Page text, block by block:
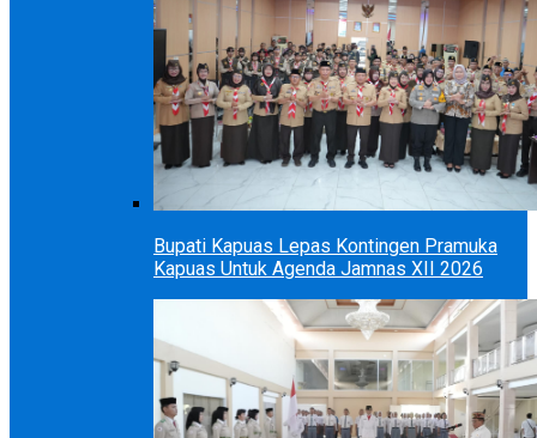
Bupati Kapuas Lepas Kontingen Pramuka
Kapuas Untuk Agenda Jamnas XII 2026